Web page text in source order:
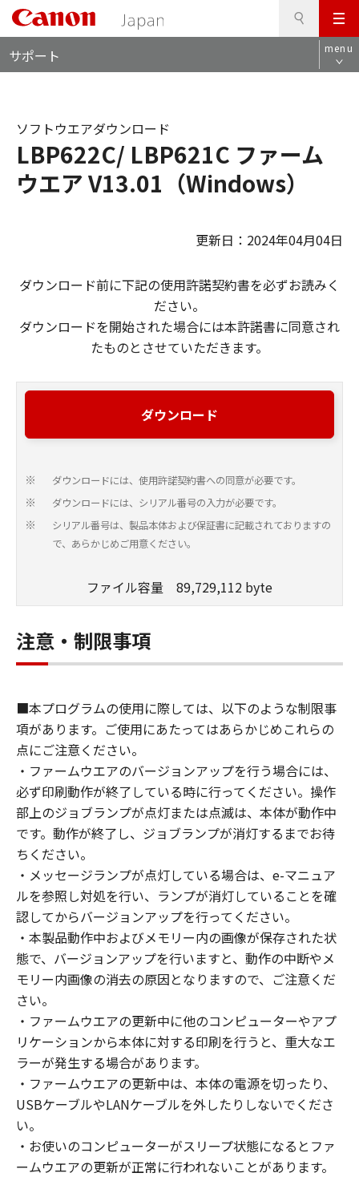
メ
ニ
ュ
サポート menu
LBP622C/ LBP621C ファーム
ウエア V13.01（Windows）
ソフトウエアダウンロード
更新日：2024年04月04日
ダウンロード前に下記の使用許諾契約書を必ずお読みく
ださい。
ダウンロードを開始された場合には本許諾書に同意され
たものとさせていただきます。
ダウンロード
※ ダウンロードには、使用許諾契約書への同意が必要です。
※ ダウンロードには、シリアル番号の入力が必要です。
※
シリアル番号は、製品本体および保証書に記載されておりますの
で、あらかじめご用意ください。
ファイル容量 89,729,112 byte
注意・制限事項
■本プログラムの使用に際しては、以下のような制限事
項があります。ご使用にあたってはあらかじめこれらの
点にご注意ください。
・ファームウエアのバージョンアップを行う場合には、
必ず印刷動作が終了している時に行ってください。操作
部上のジョブランプが点灯または点滅は、本体が動作中
です。動作が終了し、ジョブランプが消灯するまでお待
ちください。
・メッセージランプが点灯している場合は、e-マニュア
ルを参照し対処を行い、ランプが消灯していることを確
認してからバージョンアップを行ってください。
・本製品動作中およびメモリー内の画像が保存された状
態で、バージョンアップを行いますと、動作の中断やメ
モリー内画像の消去の原因となりますので、ご注意くだ
さい。
・ファームウエアの更新中に他のコンピューターやアプ
リケーションから本体に対する印刷を行うと、重大なエ
ラーが発生する場合があります。
・ファームウエアの更新中は、本体の電源を切ったり、
USBケーブルやLANケーブルを外したりしないでくださ
い。
・お使いのコンピューターがスリープ状態になるとファ
ームウエアの更新が正常に行われないことがあります。